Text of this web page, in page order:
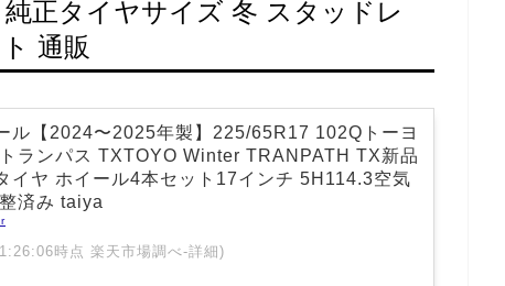
正タイヤサイズ 冬 スタッドレ
通販
ル【2024〜2025年製】225/65R17 102Qトーヨ
ランパス TXTOYO Winter TRANPATH TX新品
イヤ ホイール4本セット17インチ 5H114.3空気
済み taiya
時点 楽天市場調べ-詳細)